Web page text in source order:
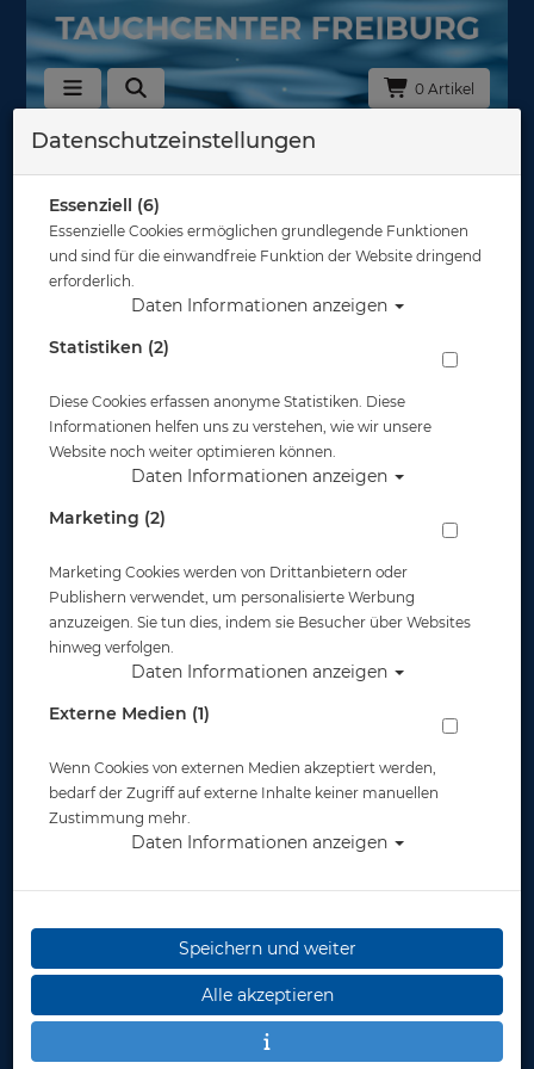
0 Artikel
Nassanzüge und Tops
In dieser Ansicht sind keine Produkte verfügbar
Gut abgesichert?
Informationen
Zahlungsmöglichkeiten
Widerruf
* inkl. MwSt.zzgl. Versandkosten
Datenschutzeinstellungen
Essenziell (6)
Essenzielle Cookies ermöglichen grundlegende Funktionen
und sind für die einwandfreie Funktion der Website dringend
erforderlich.
Daten Informationen anzeigen
Statistiken (2)
Diese Cookies erfassen anonyme Statistiken. Diese
Informationen helfen uns zu verstehen, wie wir unsere
Website noch weiter optimieren können.
Daten Informationen anzeigen
Marketing (2)
Marketing Cookies werden von Drittanbietern oder
Publishern verwendet, um personalisierte Werbung
anzuzeigen. Sie tun dies, indem sie Besucher über Websites
hinweg verfolgen.
Daten Informationen anzeigen
Externe Medien (1)
Wenn Cookies von externen Medien akzeptiert werden,
bedarf der Zugriff auf externe Inhalte keiner manuellen
Zustimmung mehr.
Daten Informationen anzeigen
Speichern und weiter
Alle akzeptieren